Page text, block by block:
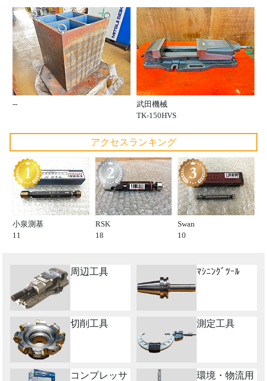
--
武田機械
TK-150HVS
アクセスランキング
小泉測基
11
RSK
18
Swan
10
周辺工具 ﾏｼﾆﾝｸﾞﾂｰﾙ
切削工具 測定工具
コンプレッサ 環境・物流用